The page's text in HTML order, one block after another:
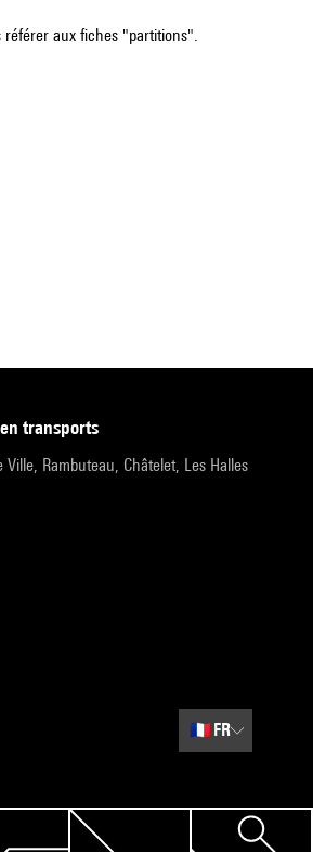
référer aux fiches "partitions".
en transports
Ville, Rambuteau, Châtelet, Les Halles
🇫🇷 FR